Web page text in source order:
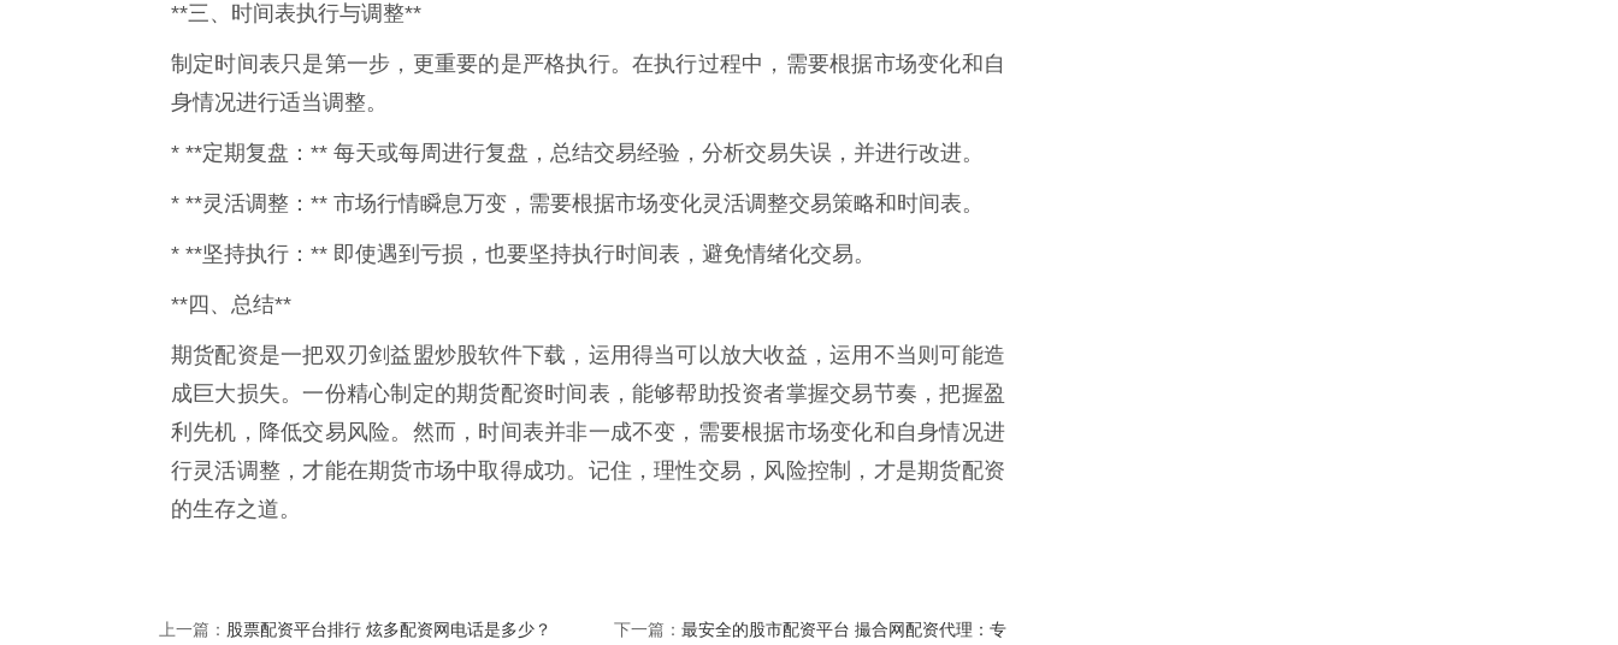
**三、时间表执行与调整**
制定时间表只是第一步，更重要的是严格执行。在执行过程中，需要根据市场变化和自
身情况进行适当调整。
* **定期复盘：** 每天或每周进行复盘，总结交易经验，分析交易失误，并进行改进。
* **灵活调整：** 市场行情瞬息万变，需要根据市场变化灵活调整交易策略和时间表。
* **坚持执行：** 即使遇到亏损，也要坚持执行时间表，避免情绪化交易。
**四、总结**
期货配资是一把双刃剑益盟炒股软件下载，运用得当可以放大收益，运用不当则可能造
成巨大损失。一份精心制定的期货配资时间表，能够帮助投资者掌握交易节奏，把握盈
利先机，降低交易风险。然而，时间表并非一成不变，需要根据市场变化和自身情况进
行灵活调整，才能在期货市场中取得成功。记住，理性交易，风险控制，才是期货配资
的生存之道。
上一篇： 股票配资平台排行 炫多配资网电话是多少？ 下一篇： 最安全的股市配资平台 撮合网配资代理：专